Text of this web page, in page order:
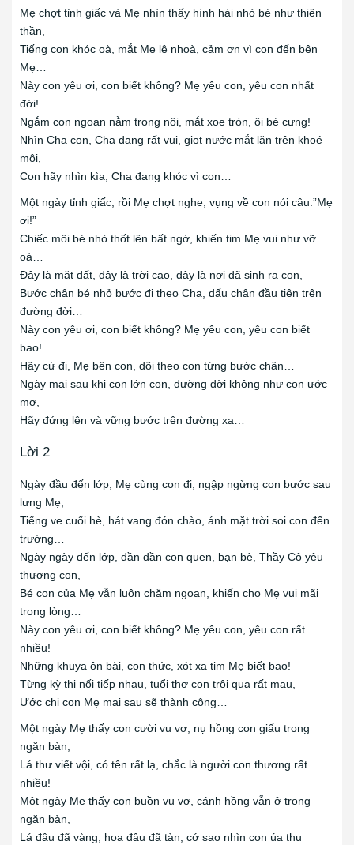
Mẹ chợt tỉnh giấc và Mẹ nhìn thấy hình hài nhỏ bé như thiên
thần,
Tiếng con khóc oà, mắt Mẹ lệ nhoà, cảm ơn vì con đến bên
Mẹ…
Này con yêu ơi, con biết không? Mẹ yêu con, yêu con nhất
đời!
Ngắm con ngoan nằm trong nôi, mắt xoe tròn, ôi bé cưng!
Nhìn Cha con, Cha đang rất vui, giọt nước mắt lăn trên khoé
môi,
Con hãy nhìn kìa, Cha đang khóc vì con…
Một ngày tỉnh giấc, rồi Mẹ chợt nghe, vụng về con nói câu:”Mẹ
ơi!”
Chiếc môi bé nhỏ thốt lên bất ngờ, khiến tim Mẹ vui như vỡ
oà…
Đây là mặt đất, đây là trời cao, đây là nơi đã sinh ra con,
Bước chân bé nhỏ bước đi theo Cha, dấu chân đầu tiên trên
đường đời…
Này con yêu ơi, con biết không? Mẹ yêu con, yêu con biết
bao!
Hãy cứ đi, Mẹ bên con, dõi theo con từng bước chân…
Ngày mai sau khi con lớn con, đường đời không như con ước
mơ,
Hãy đứng lên và vững bước trên đường xa…
Lời 2
Ngày đầu đến lớp, Mẹ cùng con đi, ngập ngừng con bước sau
lưng Mẹ,
Tiếng ve cuối hè, hát vang đón chào, ánh mặt trời soi con đến
trường…
Ngày ngày đến lớp, dần dần con quen, bạn bè, Thầy Cô yêu
thương con,
Bé con của Mẹ vẫn luôn chăm ngoan, khiến cho Mẹ vui mãi
trong lòng…
Này con yêu ơi, con biết không? Mẹ yêu con, yêu con rất
nhiều!
Những khuya ôn bài, con thức, xót xa tim Mẹ biết bao!
Từng kỳ thi nối tiếp nhau, tuổi thơ con trôi qua rất mau,
Ước chi con Mẹ mai sau sẽ thành công…
Một ngày Mẹ thấy con cười vu vơ, nụ hồng con giấu trong
ngăn bàn,
Lá thư viết vội, có tên rất lạ, chắc là người con thương rất
nhiều!
Một ngày Mẹ thấy con buồn vu vơ, cánh hồng vẫn ở trong
ngăn bàn,
Lá đâu đã vàng, hoa đâu đã tàn, cớ sao nhìn con úa thu